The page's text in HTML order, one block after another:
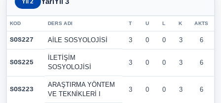
KOD DERS ADI T U L K AKTS
SOS227 AİLE SOSYOLOJİSİ 3 0 0 3 6
SOS225
İLETİŞİM
SOSYOLOJİSİ
3 0 0 3 6
SOS223
ARAŞTIRMA YÖNTEM
VE TEKNİKLERİ I
3 0 0 3 6